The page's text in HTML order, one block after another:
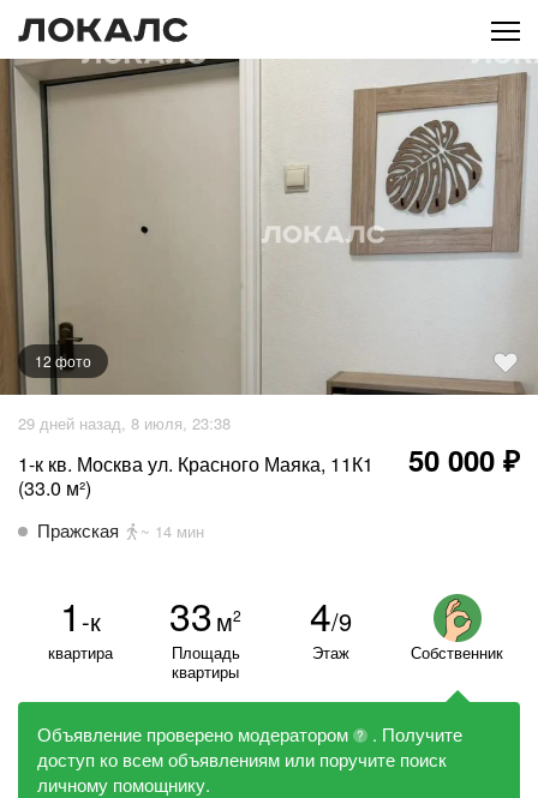
12 фото
29 дней назад, 8 июля, 23:38
1-к кв. Москва ул. Красного Маяка, 11К1
(33.0 м²)
50 000 ₽
Пражская ~ 14 мин
1 -к
квартира
33м2
Площадь
квартиры
4/9
Этаж Собственник
Объявление проверено модератором ?
. Получите
доступ ко всем объявлениям или поручите поиск
личному помощнику.